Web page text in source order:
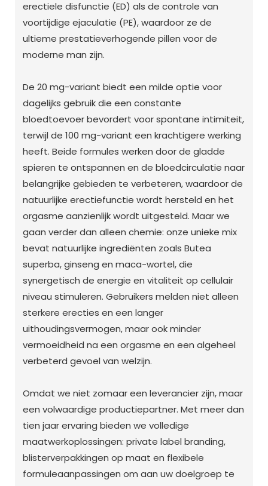
erectiele disfunctie (ED) als de controle van
voortijdige ejaculatie (PE), waardoor ze de
ultieme prestatieverhogende pillen voor de
moderne man zijn.
De 20 mg-variant biedt een milde optie voor
dagelijks gebruik die een constante
bloedtoevoer bevordert voor spontane intimiteit,
terwijl de 100 mg-variant een krachtigere werking
heeft. Beide formules werken door de gladde
spieren te ontspannen en de bloedcirculatie naar
belangrijke gebieden te verbeteren, waardoor de
natuurlijke erectiefunctie wordt hersteld en het
orgasme aanzienlijk wordt uitgesteld. Maar we
gaan verder dan alleen chemie: onze unieke mix
bevat natuurlijke ingrediënten zoals Butea
superba, ginseng en maca-wortel, die
synergetisch de energie en vitaliteit op cellulair
niveau stimuleren. Gebruikers melden niet alleen
sterkere erecties en een langer
uithoudingsvermogen, maar ook minder
vermoeidheid na een orgasme en een algeheel
verbeterd gevoel van welzijn.
Omdat we niet zomaar een leverancier zijn, maar
een volwaardige productiepartner. Met meer dan
tien jaar ervaring bieden we volledige
maatwerkoplossingen: private label branding,
blisterverpakkingen op maat en flexibele
formuleaanpassingen om aan uw doelgroep te